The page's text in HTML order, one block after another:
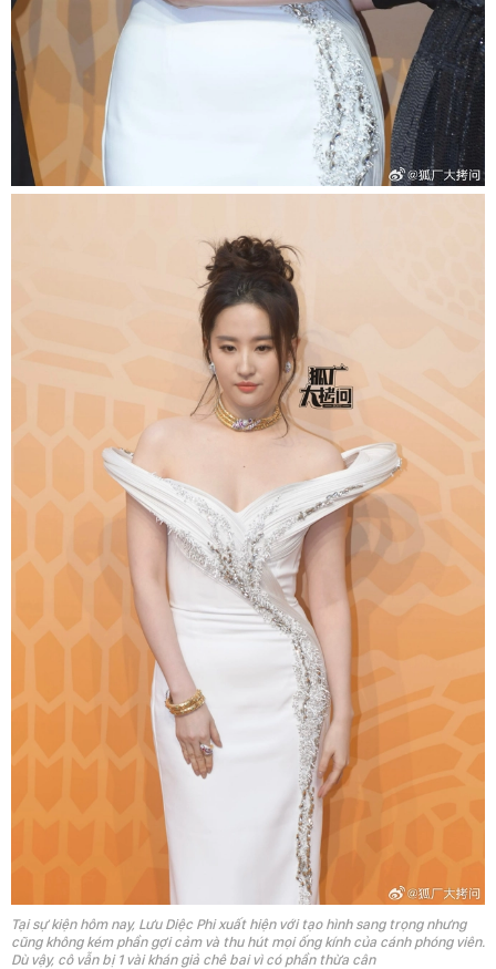
Tại sự kiện hôm nay, Lưu Diệc Phi xuất hiện với tạo hình sang trọng nhưng
cũng không kém phần gợi cảm và thu hút mọi ống kính của cánh phóng viên.
Dù vậy, cô vẫn bị 1 vài khán giả chê bai vì có phần thừa cân